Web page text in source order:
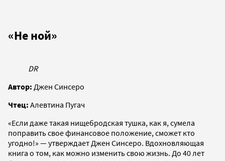
«Не ной»
DR
Автор: Джен Синсеро
Чтец: Алевтина Пугач
«Если даже такая нищебродская тушка, как я, сумела
поправить свое финансовое положение, сможет кто
угодно!» — утверждает Джен Синсеро. Вдохновляющая
книга о том, как можно изменить свою жизнь. До 40 лет